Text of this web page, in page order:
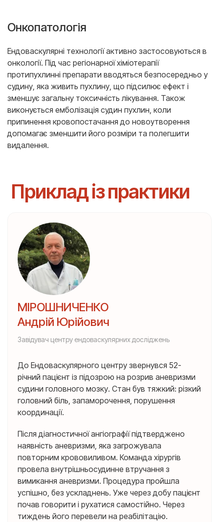
Онкопатологія
Ендоваскулярні технології активно застосовуються в
онкології. Під час регіонарної хіміотерапії
протипухлинні препарати вводяться безпосередньо у
судину, яка живить пухлину, що підсилює ефект і
зменшує загальну токсичність лікування. Також
виконується емболізація судин пухлин, коли
припинення кровопостачання до новоутворення
допомагає зменшити його розміри та полегшити
видалення.
Приклад із практики
МІРОШНИЧЕНКО
Андрій Юрійович
Завідувач центру ендоваскулярних досліджень
До Ендоваскулярного центру звернувся 52-
річний пацієнт із підозрою на розрив аневризми
судини головного мозку. Стан був тяжкий: різкий
головний біль, запаморочення, порушення
координації.
Після діагностичної ангіографії підтверджено
наявність аневризми, яка загрожувала
повторним крововиливом. Команда хірургів
провела внутрішньосудинне втручання з
вимикання аневризми. Процедура пройшла
успішно, без ускладнень. Уже через добу пацієнт
почав говорити і рухатися самостійно. Через
тиждень його перевели на реабілітацію.